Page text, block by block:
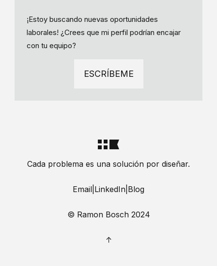
¡Estoy buscando nuevas oportunidades
laborales! ¿Crees que mi perfil podrían encajar
con tu equipo?
ESCRÍBEME
Cada problema es una solución por diseñar.
Email LinkedIn Blog
© Ramon Bosch 2024
↑